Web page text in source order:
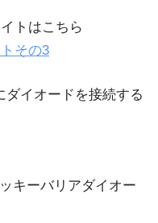
トはこちら
その3
イオードを接続する
キーバリアダイオー